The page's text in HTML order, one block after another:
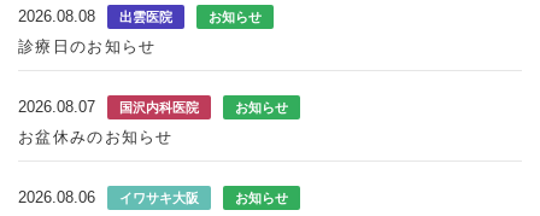
2026.08.08 出雲医院 お知らせ
診療日のお知らせ
2026.08.07 国沢内科医院 お知らせ
お盆休みのお知らせ
2026.08.06 イワサキ大阪 お知らせ